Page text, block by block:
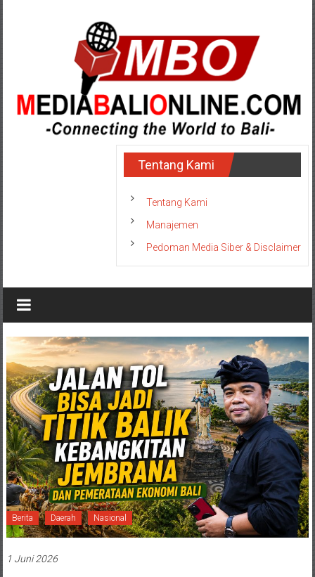
MediaBaliOnlineTentang Kami
Tentang Kami
Manajemen
Pedoman Media Siber & Disclaimer
Berita Daerah Nasional
1 Juni 2026